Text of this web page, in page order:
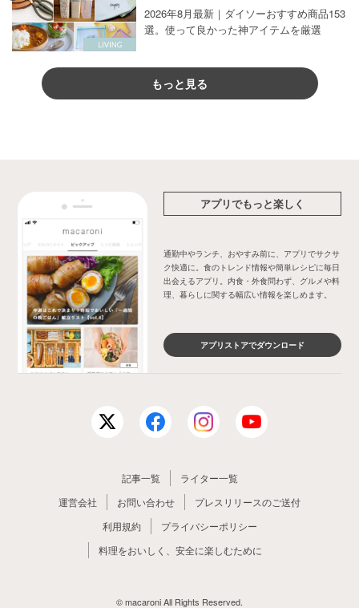
2026年8月最新｜ダイソーおすすめ商品153
選。使って良かった神アイテムを厳選
もっと見る
アプリでもっと楽しく
通勤中やランチ、おやすみ前に、アプリでサクサ
ク快適に。食のトレンド情報や簡単レシピに毎日
出会えるアプリ。内食・外食問わず、グルメや料
理、暮らしに関する幅広い情報を楽しめます。
アプリストアでダウンロード
記事一覧
ライター一覧
運営会社
お問い合わせ
プレスリリースのご送付
利用規約
プライバシーポリシー
料理をおいしく、安全に楽しむために
© macaroni All Rights Reserved.